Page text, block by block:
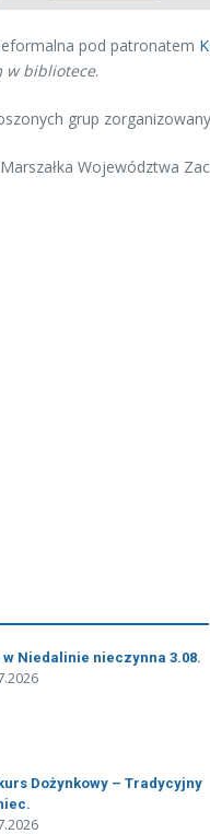
pod patronatem
w bibliotece.
grup
Województwa
w Niedalinie nieczynna 3.08.
Dożynkowy – Tradycyjny